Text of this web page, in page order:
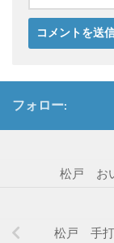
フォロー:
松戸 お
松戸 手